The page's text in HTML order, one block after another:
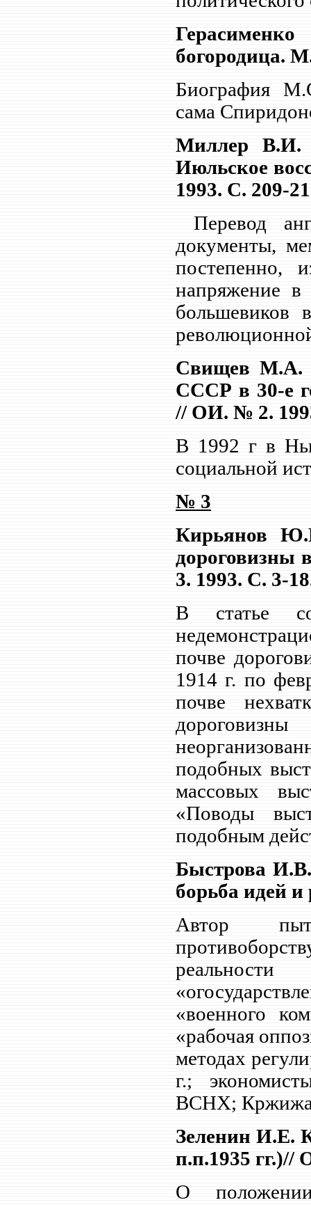
богородица.
Биография
сама
Миллер В.И.
Июльское
1993. С. 209-
Перевод
документы,
постепенно,
напряжение
большевиков
Свищев М.А.
СССР в 30-е
// ОИ. № 2.
В 1992 г в
социальной
№ 3
Кирьянов
дороговизны
3. 1993. С. 3-
В статье
почве
1914 г. по
почве
подобных
массовых
«Поводы
подобным
Быстрова И.В.
борьба идей
Автор
«военного
«рабочая
методах
г.;
ВСНХ;
Зеленин И.Е.
п.п.1935 гг.)//
О